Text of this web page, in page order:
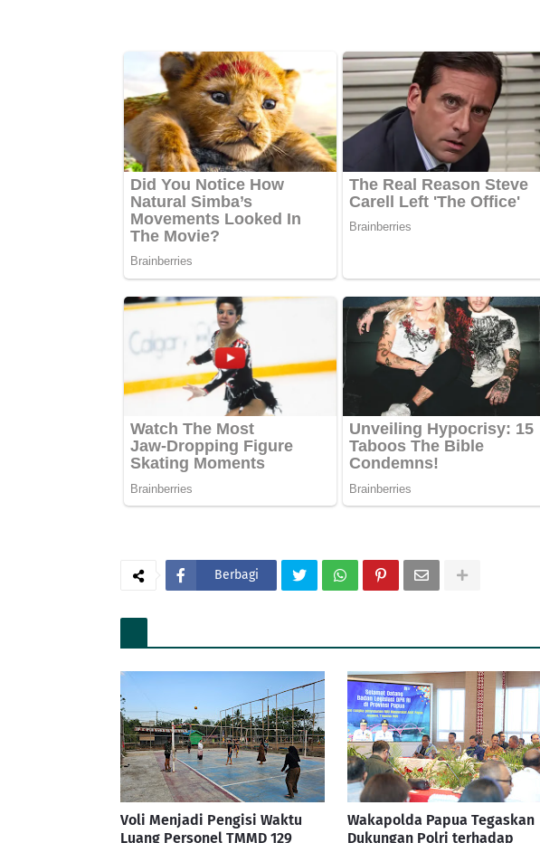
Berbagi
Voli Menjadi Pengisi Waktu
Luang Personel TMMD 129
Wakapolda Papua Tegaskan
Dukungan Polri terhadap